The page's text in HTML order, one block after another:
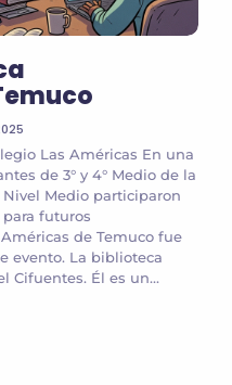
Las Américas En una
de 3° y 4° Medio de la
Medio participaron
futuros
de Temuco fue
evento. La biblioteca
Cifuentes. Él es un...